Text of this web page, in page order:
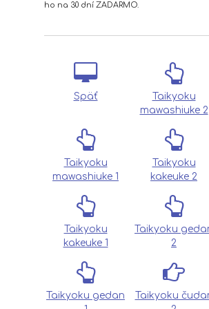
ho na 30 dní ZADARMO.
Späť
Taikyoku
mawashiuke 2
Taikyoku
mawashiuke 1
Taikyoku
kakeuke 2
Taikyoku
kakeuke 1
Taikyoku
2
Taikyoku gedan
Taikyoku